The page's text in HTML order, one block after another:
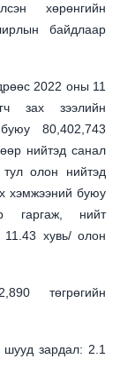
хөрөнгийн
байдлаар
2022 оны 11
зах зээлийн
80,402,743
нийтэд санал
олон нийтэд
хэмжээний буюу
гаргаж, нийт
11.43 хувь/ олон
төгрөгийн
зардал: 2.1